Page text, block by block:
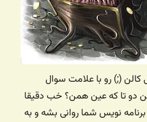
(;) رو با علامت سوال
دو تا که عین همن؟ خب دقیقا
نویس شما روانی بشه و به